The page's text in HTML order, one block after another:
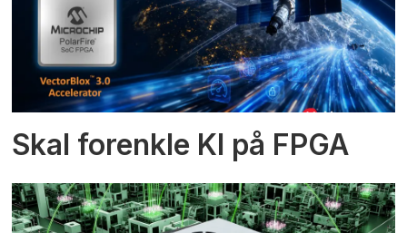
Skal forenkle KI på FPGA